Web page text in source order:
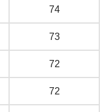
74
73
72
72